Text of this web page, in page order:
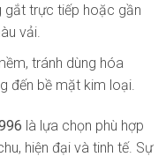
gắt trực tiếp hoặc gần
vải.
tránh dùng hóa
đến bề mặt kim loại.
là lựa chọn phù hợp
hiện đại và tinh tế. Sự